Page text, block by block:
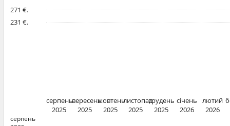
серпень
2025
вересень
2025
жовтень
2025
листопад
2025
грудень
2025
січень
2026
лютий
2026
271 €.
231 €.
серпень